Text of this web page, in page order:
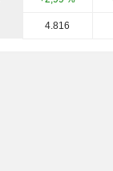
4.816